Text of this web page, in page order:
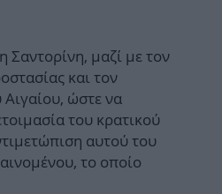
Σαντορίνη, μαζί με τον
και τον
ώστε να
του κρατικού
αυτού του
το οποίο